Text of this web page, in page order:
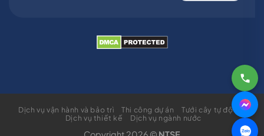
Dịch vụ vận hành và bảo trì Thi công dự án
Tưới cây tự động
Dịch vụ thiết kế
Dịch vụ ngành nước